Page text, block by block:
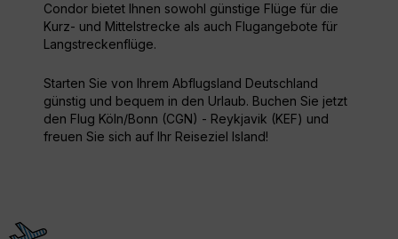
Condor bietet Ihnen sowohl günstige Flüge für die
Kurz- und Mittelstrecke als auch Flugangebote für
Langstreckenflüge.
Starten Sie von Ihrem Abflugsland Deutschland
günstig und bequem in den Urlaub. Buchen Sie jetzt
den Flug Köln/Bonn (CGN) - Reykjavik (KEF) und
freuen Sie sich auf Ihr Reiseziel Island!